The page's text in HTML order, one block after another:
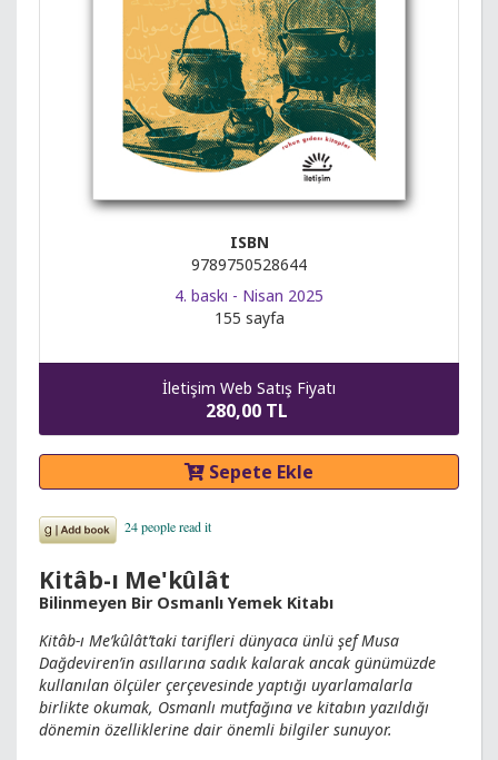
ISBN
9789750528644
4. baskı - Nisan 2025
155 sayfa
İletişim Web Satış Fiyatı
280,00 TL
Sepete Ekle
Kitâb-ı Me'kûlât
Bilinmeyen Bir Osmanlı Yemek Kitabı
Kitâb-ı Me’kûlât’taki tarifleri dünyaca ünlü şef Musa
Dağdeviren’in asıllarına sadık kalarak ancak günümüzde
kullanılan ölçüler çerçevesinde yaptığı uyarlamalarla
birlikte okumak, Osmanlı mutfağına ve kitabın yazıldığı
dönemin özelliklerine dair önemli bilgiler sunuyor.